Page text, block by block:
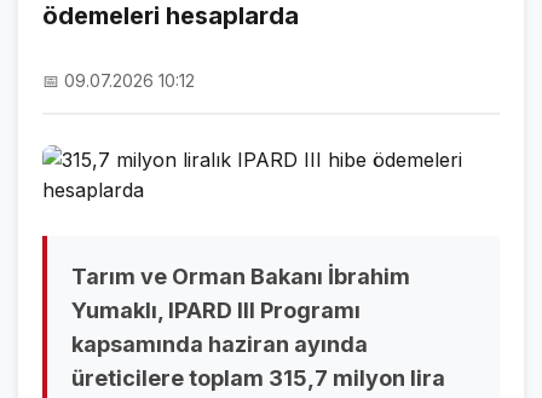
NAMAZ VAKİTLERİ
KRİPTO PARALAR
NÖBETÇİ ECZANELER
SON DAKİKA
VİDEO GALERİ
ödemeleri hesaplarda
📅 09.07.2026 10:12
Tarım ve Orman Bakanı İbrahim
Yumaklı, IPARD III Programı
kapsamında haziran ayında
üreticilere toplam 315,7 milyon lira